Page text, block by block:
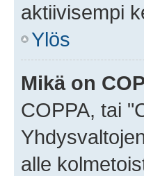
aktiivisempi
Ylös
Mikä on
COPPA, tai
alle